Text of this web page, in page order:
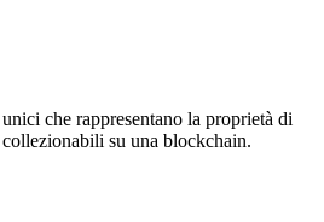
che rappresentano la proprietà di
su una blockchain.